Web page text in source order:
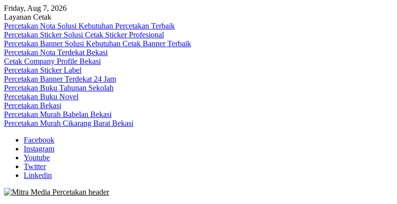
Skip
to
content
Friday, Aug 7, 2026
Layanan Cetak
Percetakan Nota Solusi Kebutuhan Percetakan Terbaik
Percetakan Sticker Solusi Cetak Sticker Profesional
Percetakan Banner Solusi Kebutuhan Cetak Banner Terbaik
Percetakan Nota Terdekat Bekasi
Cetak Company Profile Bekasi
Percetakan Sticker Label
Percetakan Banner Terdekat 24 Jam
Percetakan Buku Tahunan Sekolah
Percetakan Buku Novel
Percetakan Bekasi
Percetakan Murah Babelan Bekasi
Percetakan Murah Cikarang Barat Bekasi
Facebook
Instagram
Youtube
Twitter
Linkedin